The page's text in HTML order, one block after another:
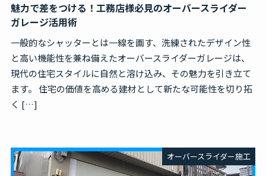
魅力で差をつける！工務店様必見のオーバースライダー
ガレージ活用術
一般的なシャッターとは一線を画す、洗練されたデザイン性
と高い機能性を兼ね備えたオーバースライダーガレージは、
現代の住宅スタイルに自然と溶け込み、その魅力を引き立て
ます。 住宅の価値を高める建材として新たな可能性を切り拓
く […]
オーバースライダー施工